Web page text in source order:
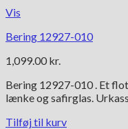
Vis
Bering 12927-010
1,099.00 kr.
Bering 12927-010 . Et
lænke og safirglas.
Tilføj til kurv